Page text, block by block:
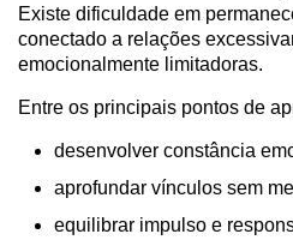
Existe dificuldade em
conectado a relações
emocionalmente limitadoras.
Entre os principais pontos de
desenvolver constância
aprofundar vínculos sem
equilibrar impulso e